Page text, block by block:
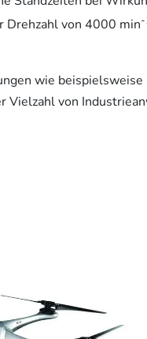
Drehzahl von 4000 min
wie
Vielzahl von